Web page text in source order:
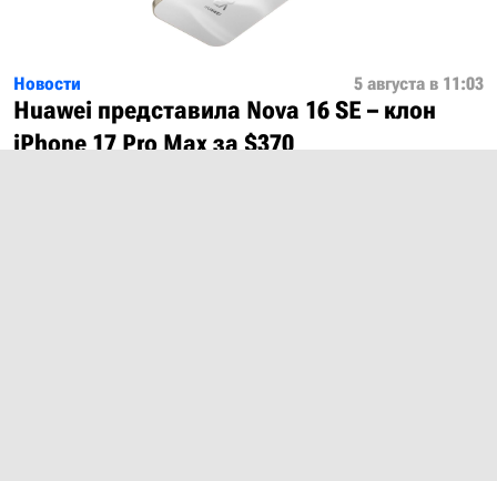
Новости 5 августа в 11:03
Huawei представила Nova 16 SE – клон
iPhone 17 Pro Max за $370